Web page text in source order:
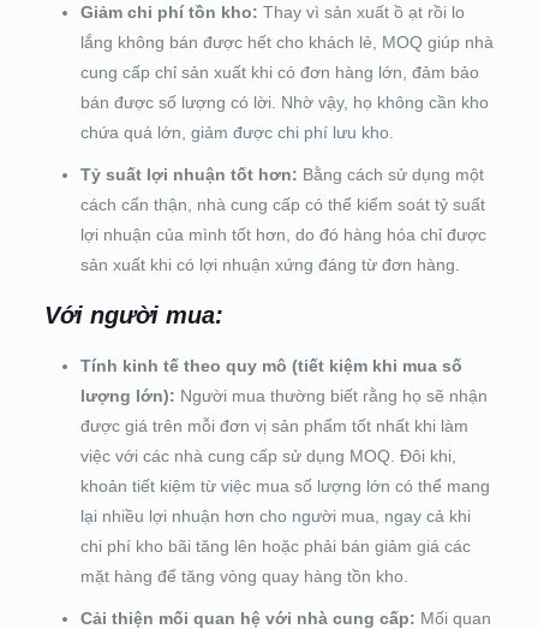
Giảm chi phí tồn kho: Thay vì sản xuất ồ ạt rồi lo
lắng không bán được hết cho khách lẻ, MOQ giúp nhà
cung cấp chỉ sản xuất khi có đơn hàng lớn, đảm bảo
bán được số lượng có lời. Nhờ vậy, họ không cần kho
chứa quá lớn, giảm được chi phí lưu kho.
Tỷ suất lợi nhuận tốt hơn: Bằng cách sử dụng một
cách cẩn thận, nhà cung cấp có thể kiểm soát tỷ suất
lợi nhuận của mình tốt hơn, do đó hàng hóa chỉ được
sản xuất khi có lợi nhuận xứng đáng từ đơn hàng.
Với người mua:
Tính kinh tế theo quy mô (tiết kiệm khi mua số
lượng lớn): Người mua thường biết rằng họ sẽ nhận
được giá trên mỗi đơn vị sản phẩm tốt nhất khi làm
việc với các nhà cung cấp sử dụng MOQ. Đôi khi,
khoản tiết kiệm từ việc mua số lượng lớn có thể mang
lại nhiều lợi nhuận hơn cho người mua, ngay cả khi
chi phí kho bãi tăng lên hoặc phải bán giảm giá các
mặt hàng để tăng vòng quay hàng tồn kho.
Cải thiện mối quan hệ với nhà cung cấp: Mối quan